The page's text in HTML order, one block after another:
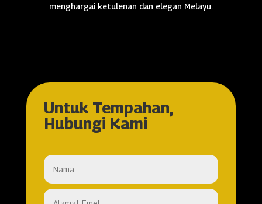
menghargai ketulenan dan elegan Melayu.
Untuk Tempahan,
Hubungi Kami